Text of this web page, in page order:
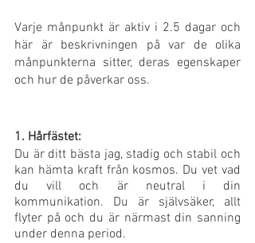
Varje månpunkt är aktiv i 2.5 dagar och
här är beskrivningen på var de olika
månpunkterna sitter, deras egenskaper
och hur de påverkar oss.
1. Hårfästet:
Du är ditt bästa jag, stadig och stabil och
kan hämta kraft från kosmos. Du vet vad
du vill och är neutral i din
kommunikation. Du är självsäker, allt
flyter på och du är närmast din sanning
under denna period.